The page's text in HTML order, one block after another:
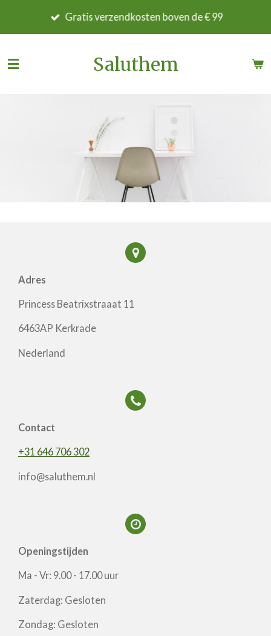
de
hoofdinhoud
Gratis verzendkosten boven de € 99
Saluthem
Adres
Princess Beatrixstraaat 11
6463AP Kerkrade
Nederland
Contact
+31 646 706 302
info@saluthem.nl
Openingstijden
Ma - Vr: 9.00 - 17.00 uur
Zaterdag: Gesloten
Zondag: Gesloten